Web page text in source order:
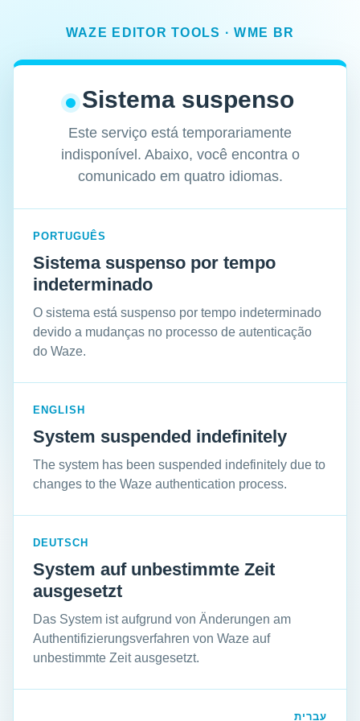
WAZE EDITOR TOOLS · WME BR
Sistema suspenso
Este serviço está temporariamente
indisponível. Abaixo, você encontra o
comunicado em quatro idiomas.
PORTUGUÊS
Sistema suspenso por tempo
indeterminado
O sistema está suspenso por tempo indeterminado
devido a mudanças no processo de autenticação
do Waze.
ENGLISH
System suspended indefinitely
The system has been suspended indefinitely due to
changes to the Waze authentication process.
DEUTSCH
System auf unbestimmte Zeit
ausgesetzt
Das System ist aufgrund von Änderungen am
Authentifizierungsverfahren von Waze auf
unbestimmte Zeit ausgesetzt.
עברית